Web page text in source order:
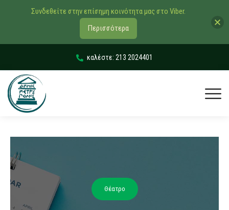
καλέστε: 213 2024401
Θέατρο
Συνδεθείτε στην επίσημη κοινότητα μας στο Viber.
Περισσότερα